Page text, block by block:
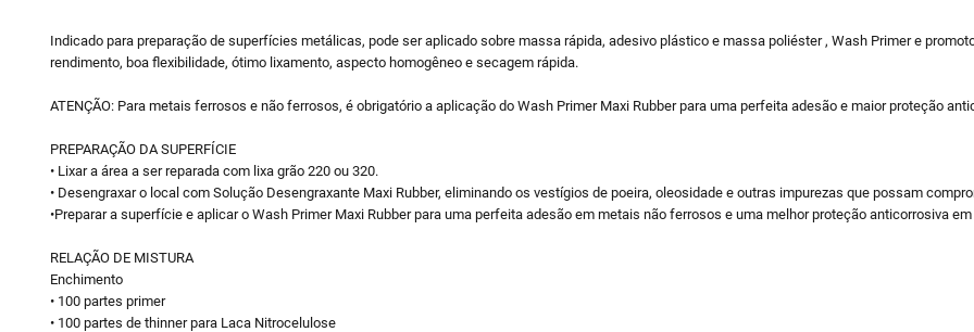
Indicado para preparação de superfícies metálicas, pode ser aplicado sobre massa rápida, adesivo plástico e massa poliéster , Wash Primer e
rendimento, boa flexibilidade, ótimo lixamento, aspecto homogêneo e secagem rápida.
ATENÇÃO: Para metais ferrosos e não ferrosos, é obrigatório a aplicação do Wash Primer Maxi Rubber para uma perfeita adesão e maior proteção
PREPARAÇÃO DA SUPERFÍCIE
• Lixar a área a ser reparada com lixa grão 220 ou 320.
• Desengraxar o local com Solução Desengraxante Maxi Rubber, eliminando os vestígios de poeira, oleosidade e outras impurezas que possam
•Preparar a superfície e aplicar o Wash Primer Maxi Rubber para uma perfeita adesão em metais não ferrosos e uma melhor proteção anticorrosiva
RELAÇÃO DE MISTURA
Enchimento
• 100 partes primer
• 100 partes de thinner para Laca Nitrocelulose